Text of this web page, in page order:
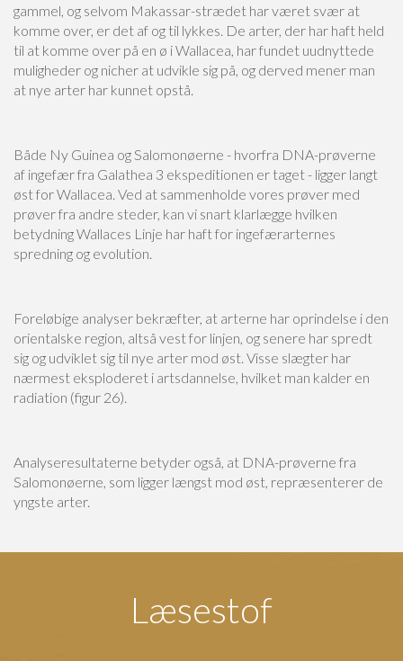
gammel, og selvom Makassar-strædet har været svær at
komme over, er det af og til lykkes. De arter, der har haft held
til at komme over på en ø i Wallacea, har fundet uudnyttede
muligheder og nicher at udvikle sig på, og derved mener man
at nye arter har kunnet opstå.
Både Ny Guinea og Salomonøerne - hvorfra DNA-prøverne
af ingefær fra Galathea 3 ekspeditionen er taget - ligger langt
øst for Wallacea. Ved at sammenholde vores prøver med
prøver fra andre steder, kan vi snart klarlægge hvilken
betydning Wallaces Linje har haft for ingefærarternes
spredning og evolution.
Foreløbige analyser bekræfter, at arterne har oprindelse i den
orientalske region, altså vest for linjen, og senere har spredt
sig og udviklet sig til nye arter mod øst. Visse slægter har
nærmest eksploderet i artsdannelse, hvilket man kalder en
radiation (figur 26).
Analyseresultaterne betyder også, at DNA-prøverne fra
Salomonøerne, som ligger længst mod øst, repræsenterer de
yngste arter.
Læsestof